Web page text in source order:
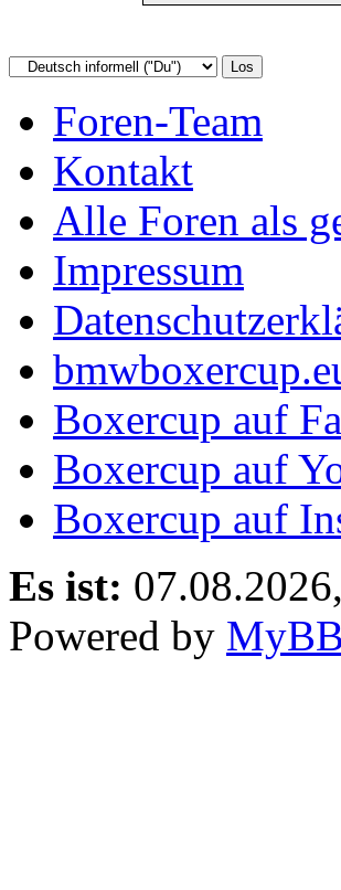
Foren-Team
Kontakt
Alle Foren als
Impressum
Boxercup auf
Boxercup auf
Boxercup auf
Es ist:
Powered by MyBB